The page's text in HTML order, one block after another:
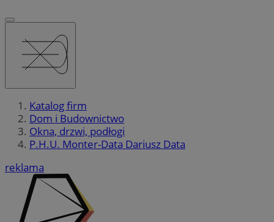
Katalog firm
Dom i Budownictwo
Okna, drzwi, podłogi
P.H.U. Monter-Data Dariusz Data
reklama